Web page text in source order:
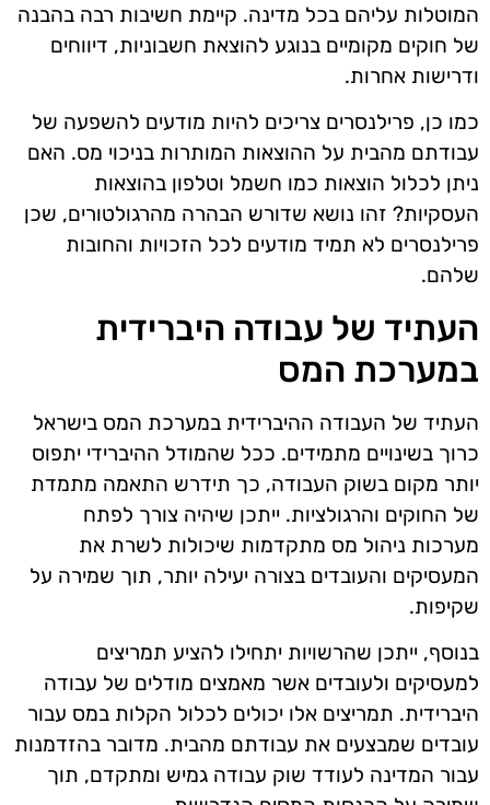
המוטלות עליהם בכל מדינה. קיימת חשיבות רבה בהבנה
של חוקים מקומיים בנוגע להוצאת חשבוניות, דיווחים
ודרישות אחרות.
כמו כן, פרילנסרים צריכים להיות מודעים להשפעה של
עבודתם מהבית על ההוצאות המותרות בניכוי מס. האם
ניתן לכלול הוצאות כמו חשמל וטלפון בהוצאות
העסקיות? זהו נושא שדורש הבהרה מהרגולטורים, שכן
פרילנסרים לא תמיד מודעים לכל הזכויות והחובות
שלהם.
העתיד של עבודה היברידית
במערכת המס
העתיד של העבודה ההיברידית במערכת המס בישראל
כרוך בשינויים מתמידים. ככל שהמודל ההיברידי יתפוס
יותר מקום בשוק העבודה, כך תידרש התאמה מתמדת
של החוקים והרגולציות. ייתכן שיהיה צורך לפתח
מערכות ניהול מס מתקדמות שיכולות לשרת את
המעסיקים והעובדים בצורה יעילה יותר, תוך שמירה על
שקיפות.
בנוסף, ייתכן שהרשויות יתחילו להציע תמריצים
למעסיקים ולעובדים אשר מאמצים מודלים של עבודה
היברידית. תמריצים אלו יכולים לכלול הקלות במס עבור
עובדים שמבצעים את עבודתם מהבית. מדובר בהזדמנות
עבור המדינה לעודד שוק עבודה גמיש ומתקדם, תוך